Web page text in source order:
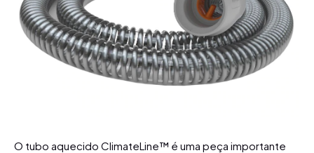
O tubo aquecido ClimateLine™ é uma peça importante